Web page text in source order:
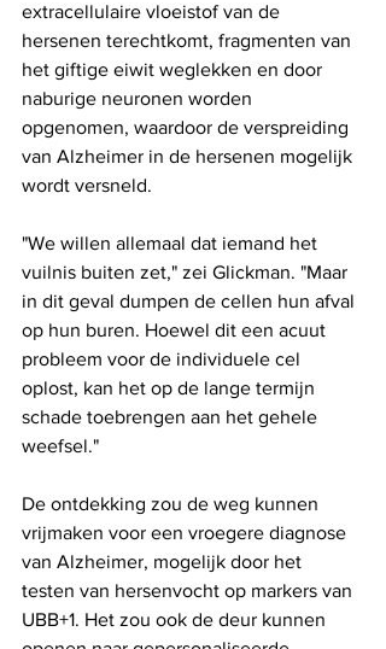
extracellulaire vloeistof van de
hersenen terechtkomt, fragmenten van
het giftige eiwit weglekken en door
naburige neuronen worden
opgenomen, waardoor de verspreiding
van Alzheimer in de hersenen mogelijk
wordt versneld.
"We willen allemaal dat iemand het
vuilnis buiten zet," zei Glickman. "Maar
in dit geval dumpen de cellen hun afval
op hun buren. Hoewel dit een acuut
probleem voor de individuele cel
oplost, kan het op de lange termijn
schade toebrengen aan het gehele
weefsel."
De ontdekking zou de weg kunnen
vrijmaken voor een vroegere diagnose
van Alzheimer, mogelijk door het
testen van hersenvocht op markers van
UBB+1. Het zou ook de deur kunnen